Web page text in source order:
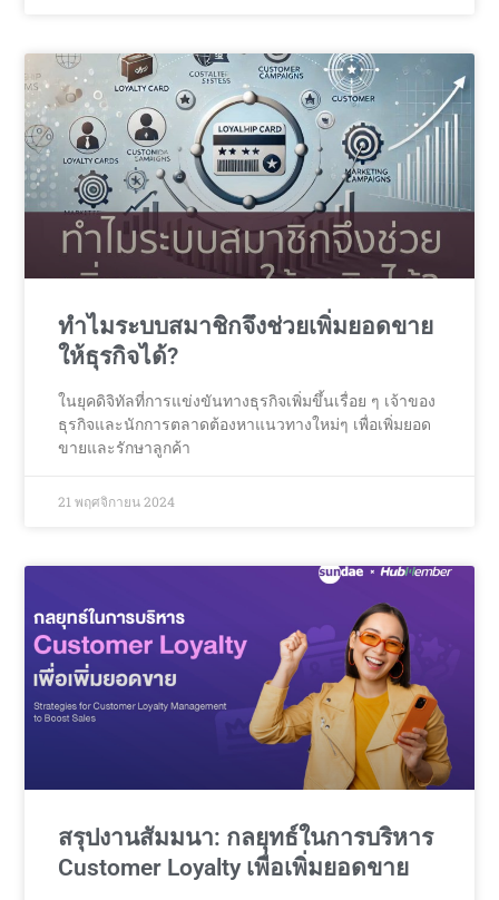
ทำไมระบบสมาชิกจึงช่วยเพิ่มยอดขาย
ให้ธุรกิจได้?
ในยุคดิจิทัลที่การแข่งขันทางธุรกิจเพิ่มขึ้นเรื่อย ๆ เจ้าของ
ธุรกิจและนักการตลาดต้องหาแนวทางใหม่ๆ เพื่อเพิ่มยอด
ขายและรักษาลูกค้า
21 พฤศจิกายน 2024
สรุปงานสัมมนา: กลยุทธ์ในการบริหาร
Customer Loyalty เพื่อเพิ่มยอดขาย